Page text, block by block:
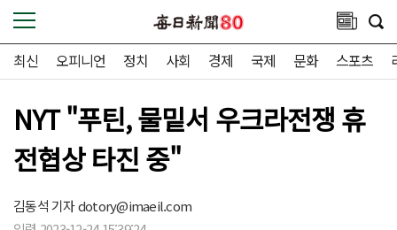
최신 오피니언 정치 사회 경제 국제 문화 스포츠
NYT "푸틴, 물밑서 우크라전쟁 휴
전협상 타진 중"
김동석 기자dotory@imaeil.com